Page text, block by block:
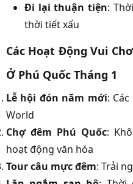
Đi lại thuận tiện:
thời tiết xấu
Các Hoạt Động Vui
Ở Phú Quốc Tháng 1
Lễ hội đón năm mới:
World
Chợ đêm Phú Quốc:
hoạt động văn hóa
Tour câu mực đêm: Trải